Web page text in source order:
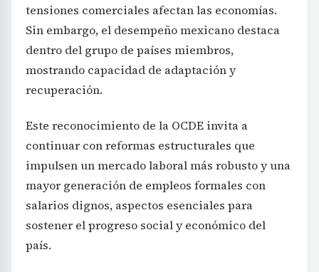
tensiones comerciales afectan las economías.
Sin embargo, el desempeño mexicano destaca
dentro del grupo de países miembros,
mostrando capacidad de adaptación y
recuperación.
Este reconocimiento de la OCDE invita a
continuar con reformas estructurales que
impulsen un mercado laboral más robusto y una
mayor generación de empleos formales con
salarios dignos, aspectos esenciales para
sostener el progreso social y económico del
país.